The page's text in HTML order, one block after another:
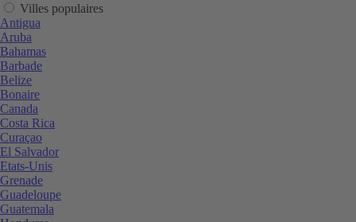
Villes populaires
Antigua
Aruba
Bahamas
Barbade
Belize
Bonaire
Canada
Costa Rica
Curaçao
El Salvador
Etats-Unis
Grenade
Guadeloupe
Guatemala